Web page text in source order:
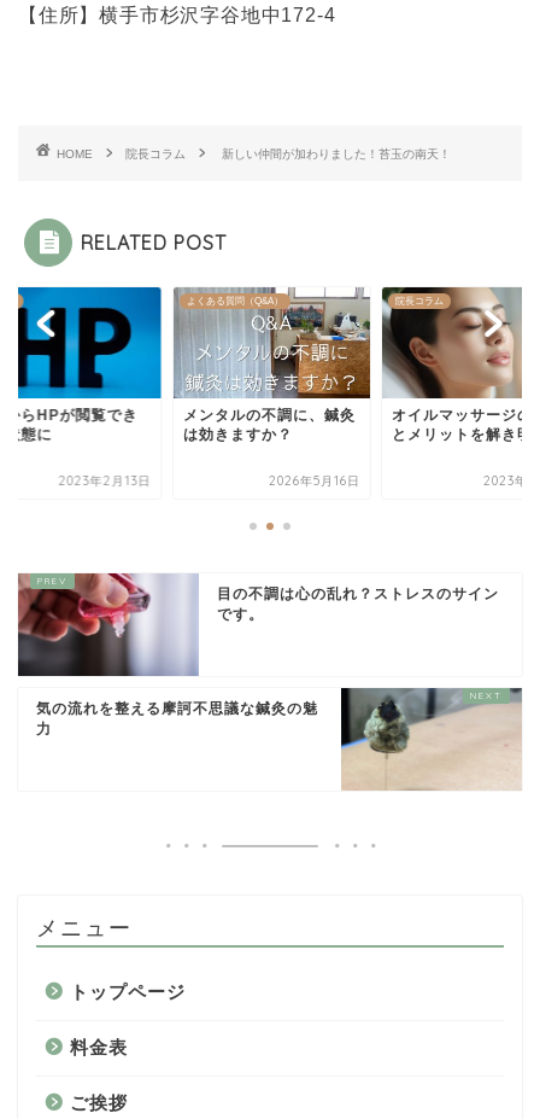
【住所】横手市杉沢字谷地中172-4
HOME 院長コラム 新しい仲間が加わりました！苔玉の南天！
RELATED POST
からHPが閲覧でき
状態に
2023年2月13日
よくある質問（Q&A）
メンタルの不調に、鍼灸
は効きますか？
2026年5月16日
院長コラム
オイルマッサージの
とメリットを解き明
2023年8
目の不調は心の乱れ？ストレスのサイン
です。
気の流れを整える摩訶不思議な鍼灸の魅
力
メニュー
トップページ
料金表
ご挨拶